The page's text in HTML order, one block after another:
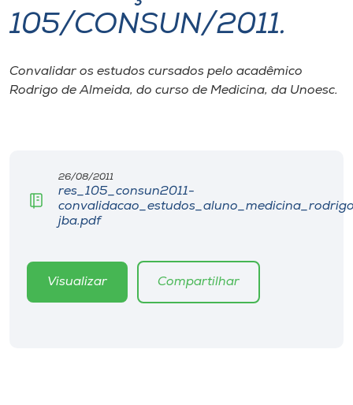
I.nova
Diplomados
Biblioteca
Editora
105/CONSUN/2011.
Convalidar os estudos cursados pelo acadêmico
Rodrigo de Almeida, do curso de Medicina, da Unoesc.
26/08/2011
res_105_consun2011-
jba.pdf
Visualizar Compartilhar